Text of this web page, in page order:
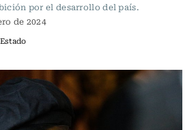
por el desarrollo del país.
de 2024